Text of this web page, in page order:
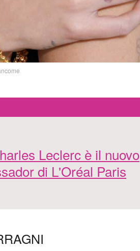
Leclerc è il nuovo
di L'Oréal Paris